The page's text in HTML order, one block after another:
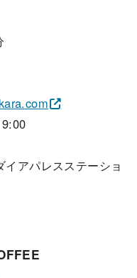
アパレスステーショ